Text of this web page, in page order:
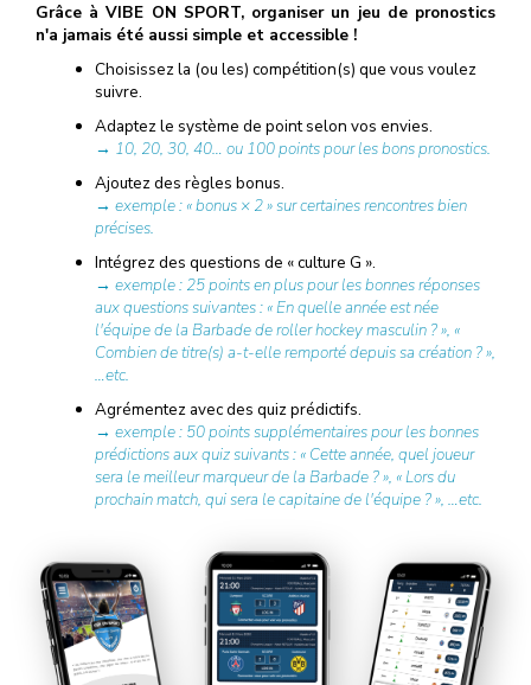
Grâce à VIBE ON SPORT, organiser un jeu de pronostics
n'a jamais été aussi simple et accessible !
Choisissez la (ou les) compétition(s) que vous voulez
suivre.
Adaptez le système de point selon vos envies.
→ 10, 20, 30, 40… ou 100 points pour les bons pronostics.
Ajoutez des règles bonus.
→ exemple : « bonus × 2 » sur certaines rencontres bien
précises.
Intégrez des questions de « culture G ».
→ exemple : 25 points en plus pour les bonnes réponses
aux questions suivantes : « En quelle année est née
l'équipe de la Barbade de roller hockey masculin ? », «
Combien de titre(s) a-t-elle remporté depuis sa création ? »,
…etc.
Agrémentez avec des quiz prédictifs.
→ exemple : 50 points supplémentaires pour les bonnes
prédictions aux quiz suivants : « Cette année, quel joueur
sera le meilleur marqueur de la Barbade ? », « Lors du
prochain match, qui sera le capitaine de l'équipe ? », …etc.